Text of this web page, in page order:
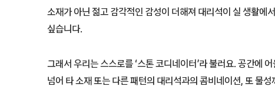
소재가 아닌 젊고 감각적인 감성이 더해져 대리석이 실 생활에
싶습니다.
그래서 우리는 스스로를 ‘스톤 코디네이터’라 불러요. 공간에
넘어 타 소재 또는 다른 패턴의 대리석과의 콤비네이션, 또 물